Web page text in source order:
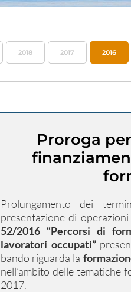
2018 2017 2016
Proroga
Prolungamento dei
presentazione di
52/2016 “Percorsi di
lavoratori occupati”
bando riguarda la
nell’ambito delle tematiche
2017.